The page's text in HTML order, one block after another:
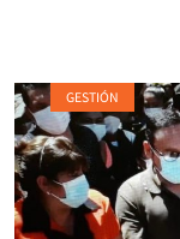
GESTIÓN